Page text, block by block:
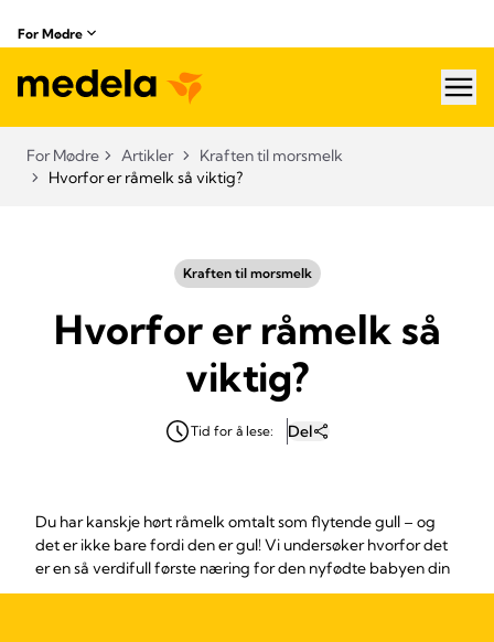
For Mødre
For Mødre Artikler
Kraften til morsmelk
Hvorfor er råmelk så viktig?
Kraften til morsmelk
Hvorfor er råmelk så
viktig?
Tid for å lese: Del
Du har kanskje hørt råmelk omtalt som flytende gull – og
det er ikke bare fordi den er gul! Vi undersøker hvorfor det
er en så verdifull første næring for den nyfødte babyen din